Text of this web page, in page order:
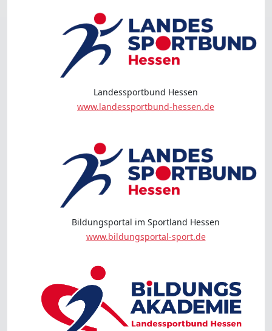
Landessportbund Hessen
www.landessportbund-hessen.de
Bildungsportal im Sportland Hessen
www.bildungsportal-sport.de